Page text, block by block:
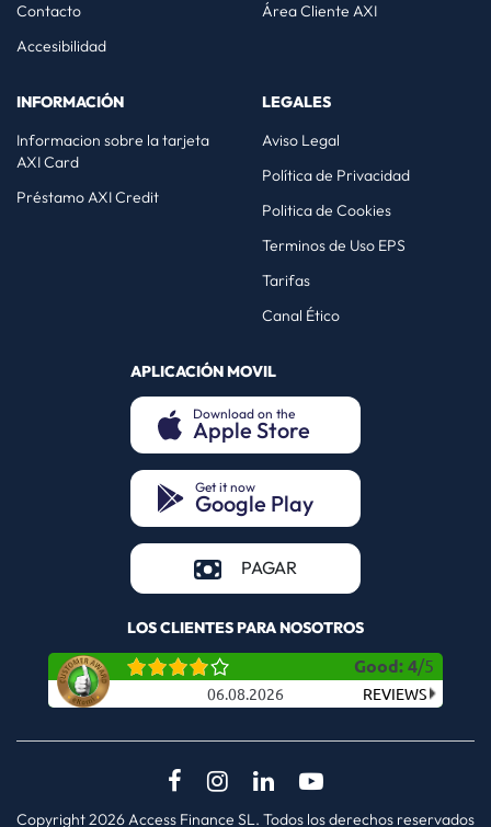
Contacto
Accesibilidad
Área Cliente AXI
INFORMACIÓN
Informacion sobre la tarjeta
AXI Card
Préstamo AXI Credit
LEGALES
Aviso Legal
Política de Privacidad
Politica de Cookies
Terminos de Uso EPS
Tarifas
Canal Ético
APLICACIÓN MOVIL
Download on the
Apple Store
(opens in a new tab)
Get it now
Google Play
(opens in a new tab)
PAGAR
LOS CLIENTES PARA NOSOTROS
Good: 4/5
06.08.2026 REVIEWS
(opens in a new tab)
(opens in a new tab)
(opens in a new tab)
(opens in a
Copyright 2026 Access Finance SL. Todos los derechos reservados